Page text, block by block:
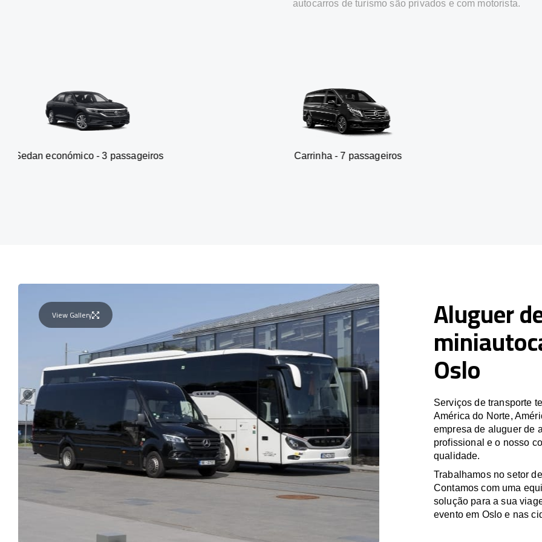
autocarros de turismo são privados e com motorista.
- 3 passageiros Carrinha - 7 passageiros SUV - 3
View Gallery Aluguer
Oslo
Serviços de transporte
América do Norte,
empresa de aluguer de
profissional e o nosso
qualidade.
Trabalhamos no setor
Contamos com uma
solução para a sua
evento em Oslo e nas